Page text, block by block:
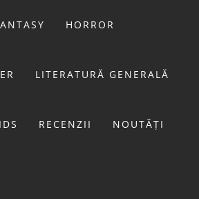
HORROR
LITERATURĂ GENERALĂ
RECENZII NOUTĂȚI